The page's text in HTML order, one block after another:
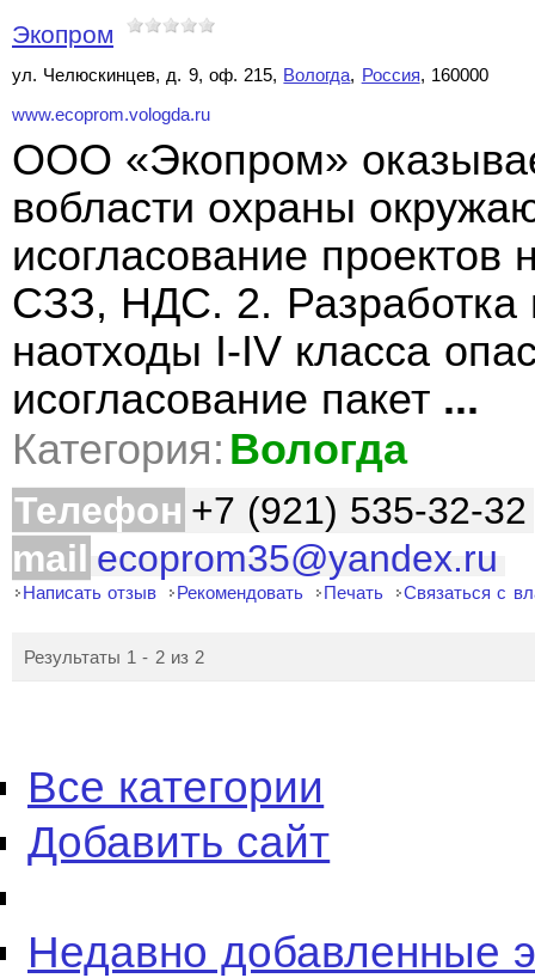
Экопром
ул. Челюскинцев, д. 9, оф. 215, Вологда, Россия, 160000
www.ecoprom.vologda.ru
ООО «Экопром»
вобласти охраны
исогласование
СЗЗ, НДС. 2. Разработка
наотходы I-IV класса
исогласование пакет ...
Категория: Вологда
Телефон +7 (921) 535-32-32
mail ecoprom35@yandex.ru
Написать отзыв Рекомендовать Печать Связаться с
Результаты 1 - 2 из 2
Все категории
Добавить сайт
Недавно добавленные